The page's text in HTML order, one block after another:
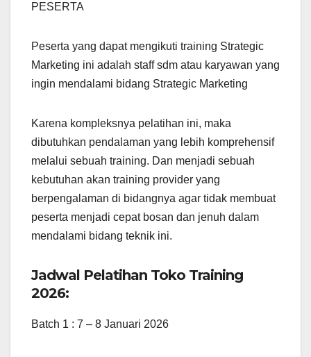
PESERTA
Peserta yang dapat mengikuti training Strategic
Marketing ini adalah staff sdm atau karyawan yang
ingin mendalami bidang Strategic Marketing
Karena kompleksnya pelatihan ini, maka
dibutuhkan pendalaman yang lebih komprehensif
melalui sebuah training. Dan menjadi sebuah
kebutuhan akan training provider yang
berpengalaman di bidangnya agar tidak membuat
peserta menjadi cepat bosan dan jenuh dalam
mendalami bidang teknik ini.
Jadwal Pelatihan Toko Training
2026:
Batch 1 : 7 – 8 Januari 2026